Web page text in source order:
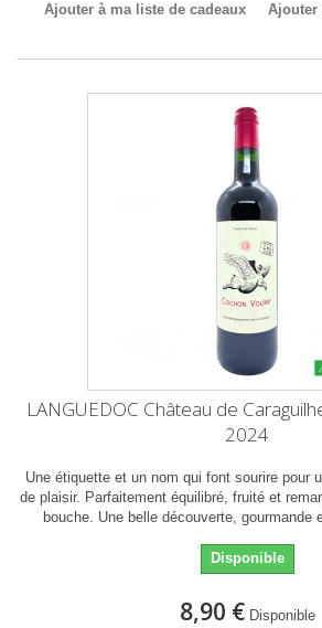
Ajouter à ma liste de cadeaux Ajouter
LANGUEDOC Château de
2024
Une étiquette et un nom qui font sourire pour
de plaisir. Parfaitement équilibré, fruité et
bouche. Une belle découverte, gourmande
Disponible
8,90 € Disponible